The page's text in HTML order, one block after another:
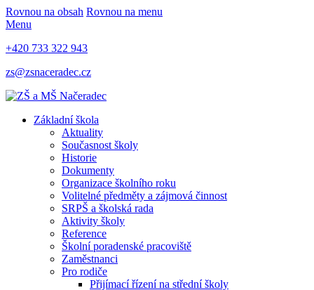
Rovnou na obsah Rovnou na menu
Menu
+420 733 322 943
zs@zsnaceradec.cz
Základní škola
Aktuality
Současnost školy
Historie
Dokumenty
Organizace školního roku
Volitelné předměty a zájmová činnost
SRPŠ a školská rada
Aktivity školy
Reference
Školní poradenské pracoviště
Zaměstnanci
Pro rodiče
Přijímací řízení na střední školy